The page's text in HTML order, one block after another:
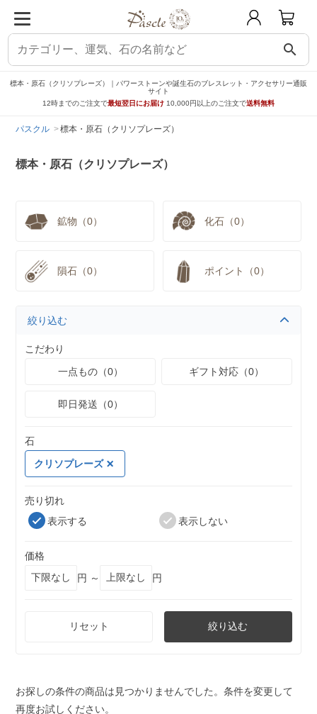
search
標本・原石（クリソプレーズ）｜パワーストーンや誕生石のブレスレット・アクセサリー通販
サイト
12時までのご注文で最短翌日にお届け 10,000円以上のご注文で送料無料
パスクル 標本・原石（クリソプレーズ）
標本・原石（クリソプレーズ）
鉱物（0） 化石（0）
隕石（0） ポイント（0）
絞り込む
こだわり
一点もの（0）
ギフト対応（0）
即日発送（0）
石
クリソプレーズ
売り切れ
表示する
表示しない
価格
円 ～
円
リセット 絞り込む
お探しの条件の商品は見つかりませんでした。条件を変更して
再度お試しください。